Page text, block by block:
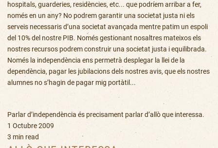
hospitals, guarderies, residències, etc... que podríem arribar a fer,
només en un any? No podrem garantir una societat justa ni els
serveis necessaris d’una societat avançada mentre patim un espoli
del 10% del nostre PIB. Només gestionant nosaltres mateixos els
nostres recursos podrem construir una societat justa i equilibrada.
Només la independència ens permetrà desplegar la llei de la
dependència, pagar les jubilacions dels nostres avis, que els nostres
alumnes no s’hagin de pagar mig portàtil...
Parlar d’independència és precisament parlar d’allò que interessa.
1 Octubre 2009
3 min read